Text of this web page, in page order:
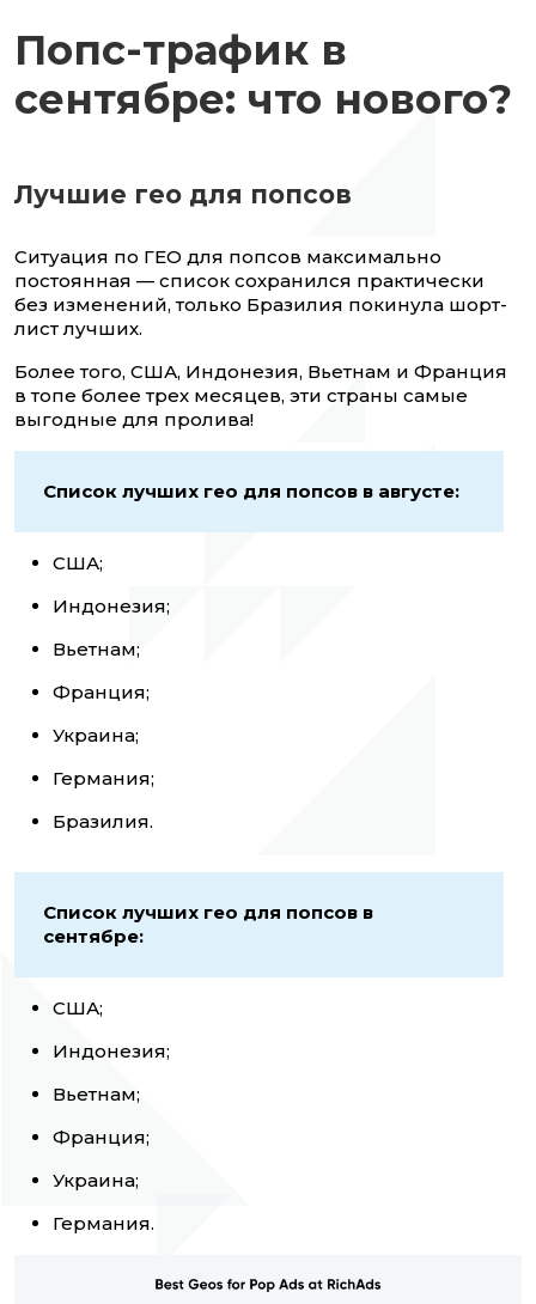
Попс-трафик в
сентябре: что нового?
Лучшие гео для попсов
Ситуация по ГЕО для попсов максимально
постоянная — список сохранился практически
без изменений, только Бразилия покинула шорт-
лист лучших.
Более того, США, Индонезия, Вьетнам и Франция
в топе более трех месяцев, эти страны самые
выгодные для пролива!
Список лучших гео для попсов в августе:
США;
Индонезия;
Вьетнам;
Франция;
Украина;
Германия;
Бразилия.
Список лучших гео для попсов в
сентябре:
США;
Индонезия;
Вьетнам;
Франция;
Украина;
Германия.